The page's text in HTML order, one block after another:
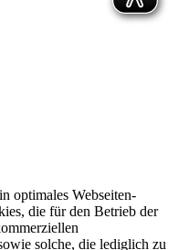
optimales Webseiten-
die für den Betrieb der
solche, die lediglich zu